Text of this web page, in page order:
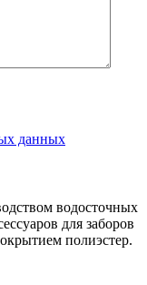
данных
водосточных
для заборов
полиэстер.